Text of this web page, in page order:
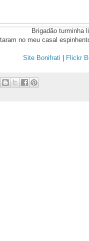
Brigadão turminha
no meu casal
Site Bonifrati Flickr